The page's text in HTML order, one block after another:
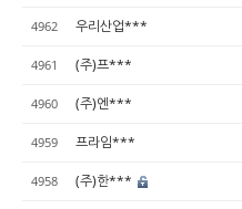
4962 우리산업***
4961 (주)프***
4960 (주)엔***
4959 프라임***
4958 (주)한***